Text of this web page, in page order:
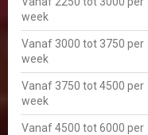
week
Vanaf 3000 tot 3750 per
week
Vanaf 3750 tot 4500 per
week
Vanaf 4500 tot 6000 per